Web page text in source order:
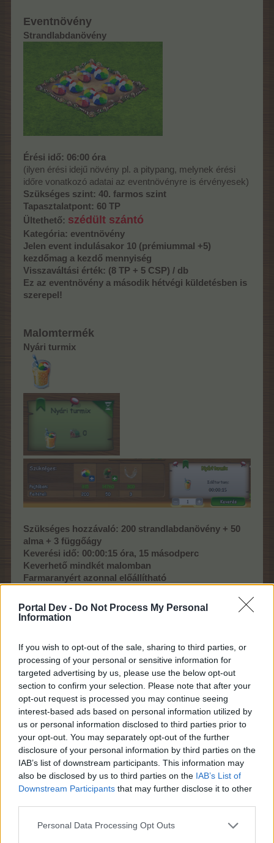
Portal Dev - Do Not Process My Personal
Information
If you wish to opt-out of the sale, sharing to third parties, or
processing of your personal or sensitive information for
targeted advertising by us, please use the below opt-out
section to confirm your selection. Please note that after your
opt-out request is processed you may continue seeing
interest-based ads based on personal information utilized by
us or personal information disclosed to third parties prior to
your opt-out. You may separately opt-out of the further
disclosure of your personal information by third parties on the
IAB’s list of downstream participants. This information may
also be disclosed by us to third parties on the IAB’s List of
Downstream Participants that may further disclose it to other
Personal Data Processing Opt Outs
Eventnövény
Strandlabdanövény
Érési idő: 06:00 óra
(ilyen érési idejű növény pl. a pitypang, melynek érési
időre vonatkozó adatai az eventnövényre is érvényesek)
Szükséges szint: 40. farmos szint
Tapasztalatpont: 60 TP
Ültethető: szédült szántó
Kategória: eventnövény
Jelen event indulásakor 10 (prémiummal +5)
kezdőmag a kezdő mennyiség
Visszaváltási érték: (8 TP + 5 CSP) / db
Ez az eventnövény a második hétvégi küldetésben is
szerepel!
Malomtermék
Nyári turmix
Szükséges hozzávaló: 200 strandlabdanövény + 50
alma + 3 függőágy
Keverési idő: 00:00:15 óra, 15 másodperc
Keverhető mindkét malomban
Farmaranyért azonnal előállítható
Az event első küldetésének ideje alatt
Többször is megvásárolható!
180 Strandlabdanövény
50 Kacsa Kata szupertrágyája